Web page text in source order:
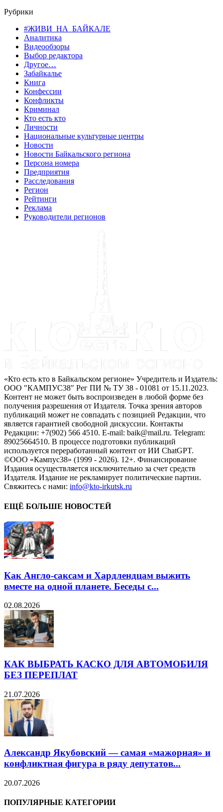
Рубрики
#ЖИВИ_НА_БАЙКАЛЕ
Аналитика
Видеообзоры
Выбор редактора
Другое…
Забайкалье
Книга
Конфессии
Конфликты
Криминал
Кто есть кто
Личности
Национальные культурные центры
Новости
Новости Байкальского региона
Персона номера
Предприятия
Расследования
Регион
Рейтинги
Реклама
Руководители регионов
«Кто есть кто в Байкальском регионе» Учредитель и Издатель:
ООО "КАМПУС38" Рег ПИ № ТУ 38 - 01081 от 15.11.2023.
Контент не может быть воспроизведен в любой форме без
получения разрешения от Издателя. Точка зрения авторов
публикаций может не совпадать с позицией Редакции, что
является гарантией свободной дискуссии. Контакты
Редакции: +7(902) 566 4510. E-mail: baik@mail.ru. Telegram:
89025664510. В процессе подготовки публикаций
используется переработанный контент от ИИ ChatGPT.
©ООО «Кампус38» (1999 - 2026). 12+. Финансирование
Издания осуществляется исключительно за счет средств
Издателя. Издание не рекламирует политические партии.
Свяжитесь с нами: info@kto-irkutsk.ru
ЕЩЁ БОЛЬШЕ НОВОСТЕЙ
Как Англо-саксам и Хардлендцам выжить
вместе на одной планете. Беседы с...
02.08.2026
КАК ВЫБРАТЬ КАСКО ДЛЯ АВТОМОБИЛЯ
БЕЗ ПЕРЕПЛАТ
21.07.2026
Александр Якубовский — самая «мажорная» и
конфликтная фигура в ряду депутатов...
20.07.2026
ПОПУЛЯРНЫЕ КАТЕГОРИИ